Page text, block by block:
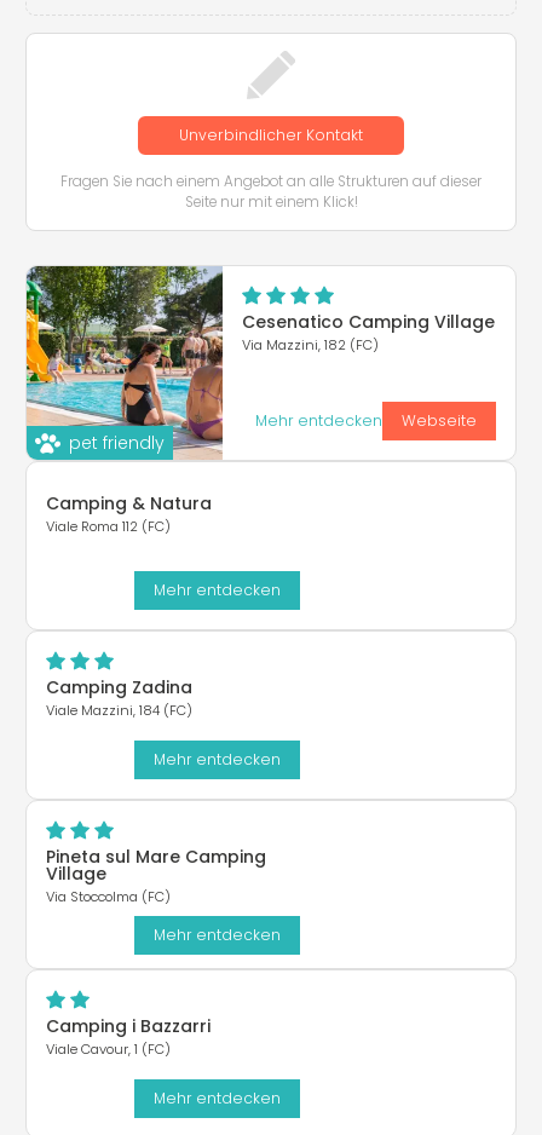
Unverbindlicher Kontakt
Fragen Sie nach einem Angebot an alle Strukturen auf dieser
Seite nur mit einem Klick!
pet friendly
Cesenatico Camping Village
Via Mazzini, 182 (FC)
Mehr entdecken Webseite
Camping & Natura
Viale Roma 112 (FC)
Mehr entdecken
Camping Zadina
Viale Mazzini, 184 (FC)
Mehr entdecken
Pineta sul Mare Camping
Village
Via Stoccolma (FC)
Mehr entdecken
Camping i Bazzarri
Viale Cavour, 1 (FC)
Mehr entdecken